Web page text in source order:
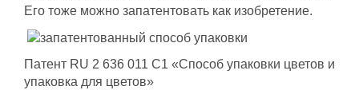
Его тоже можно запатентовать как изобретение.
Патент RU 2 636 011 C1 «Способ упаковки цветов и
упаковка для цветов»